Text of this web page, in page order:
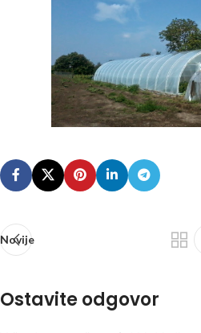
Novije
Ostavite odgovor